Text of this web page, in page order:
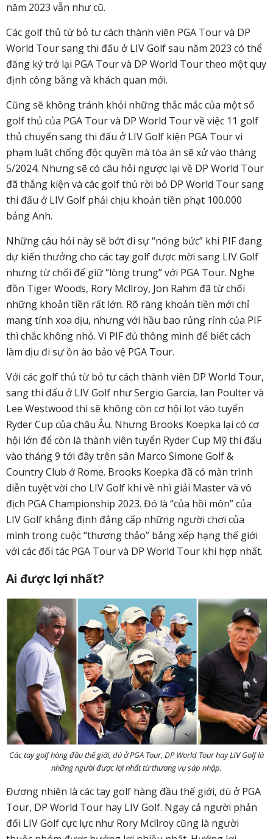
năm 2023 vẫn như cũ.
Các golf thủ từ bỏ tư cách thành viên PGA Tour và DP
World Tour sang thi đấu ở LIV Golf sau năm 2023 có thể
đăng ký trở lại PGA Tour và DP World Tour theo một quy
định công bằng và khách quan mới.
Cũng sẽ không tránh khỏi những thắc mắc của một số
golf thủ của PGA Tour và DP World Tour về việc 11 golf
thủ chuyển sang thi đấu ở LIV Golf kiện PGA Tour vi
phạm luật chống độc quyền mà tòa án sẽ xử vào tháng
5/2024. Nhưng sẽ có câu hỏi ngược lại về DP World Tour
đã thắng kiện và các golf thủ rời bỏ DP World Tour sang
thi đấu ở LIV Golf phải chịu khoản tiền phạt 100.000
bảng Anh.
Những câu hỏi này sẽ bớt đi sự “nóng bức” khi PIF đang
dự kiến thưởng cho các tay golf được mời sang LIV Golf
nhưng từ chối để giữ “lòng trung” với PGA Tour. Nghe
đồn Tiger Woods, Rory Mcllroy, Jon Rahm đã từ chối
những khoản tiền rất lớn. Rõ ràng khoản tiền mới chỉ
mang tính xoa dịu, nhưng với hầu bao rủng rỉnh của PIF
thì chắc không nhỏ. Vì PIF đủ thông minh để biết cách
làm dịu đi sự ồn ào bảo vệ PGA Tour.
Với các golf thủ từ bỏ tư cách thành viên DP World Tour,
sang thi đấu ở LIV Golf như Sergio Garcia, Ian Poulter và
Lee Westwood thì sẽ không còn cơ hội lọt vào tuyển
Ryder Cup của châu Âu. Nhưng Brooks Koepka lại có cơ
hội lớn để còn là thành viên tuyển Ryder Cup Mỹ thi đấu
vào tháng 9 tới đây trên sân Marco Simone Golf &
Country Club ở Rome. Brooks Koepka đã có màn trình
diễn tuyệt vời cho LIV Golf khi về nhì giải Master và vô
địch PGA Championship 2023. Đó là “của hồi môn” của
LIV Golf khẳng định đẳng cấp những người chơi của
mình trong cuộc “thương thảo” bảng xếp hạng thế giới
với các đối tác PGA Tour và DP World Tour khi hợp nhất.
Ai được lợi nhất?
Các tay golf hàng đầu thế giới, dù ở PGA Tour, DP World Tour hay LIV Golf là
những người được lợi nhất từ thương vụ sáp nhập.
Đương nhiên là các tay golf hàng đầu thế giới, dù ở PGA
Tour, DP World Tour hay LIV Golf. Ngay cả người phản
đối LIV Golf cực lực như Rory Mcllroy cũng là người